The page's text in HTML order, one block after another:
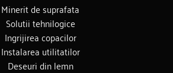
Minerit de suprafata
Solutii tehnilogice
Ingrijirea copacilor
Instalarea utilitatilor
Deseuri din lemn